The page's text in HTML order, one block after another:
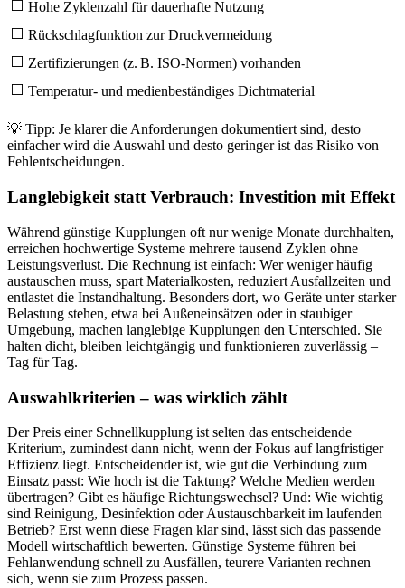
⬜ Hohe Zyklenzahl für dauerhafte Nutzung
⬜ Rückschlagfunktion zur Druckvermeidung
⬜ Zertifizierungen (z. B. ISO-Normen) vorhanden
⬜ Temperatur- und medienbeständiges Dichtmaterial
💡 Tipp: Je klarer die Anforderungen dokumentiert sind, desto
einfacher wird die Auswahl und desto geringer ist das Risiko von
Fehlentscheidungen.
Langlebigkeit statt Verbrauch: Investition mit Effekt
Während günstige Kupplungen oft nur wenige Monate durchhalten,
erreichen hochwertige Systeme mehrere tausend Zyklen ohne
Leistungsverlust. Die Rechnung ist einfach: Wer weniger häufig
austauschen muss, spart Materialkosten, reduziert Ausfallzeiten und
entlastet die Instandhaltung. Besonders dort, wo Geräte unter starker
Belastung stehen, etwa bei Außeneinsätzen oder in staubiger
Umgebung, machen langlebige Kupplungen den Unterschied. Sie
halten dicht, bleiben leichtgängig und funktionieren zuverlässig –
Tag für Tag.
Auswahlkriterien – was wirklich zählt
Der Preis einer Schnellkupplung ist selten das entscheidende
Kriterium, zumindest dann nicht, wenn der Fokus auf langfristiger
Effizienz liegt. Entscheidender ist, wie gut die Verbindung zum
Einsatz passt: Wie hoch ist die Taktung? Welche Medien werden
übertragen? Gibt es häufige Richtungswechsel? Und: Wie wichtig
sind Reinigung, Desinfektion oder Austauschbarkeit im laufenden
Betrieb? Erst wenn diese Fragen klar sind, lässt sich das passende
Modell wirtschaftlich bewerten. Günstige Systeme führen bei
Fehlanwendung schnell zu Ausfällen, teurere Varianten rechnen
sich, wenn sie zum Prozess passen.